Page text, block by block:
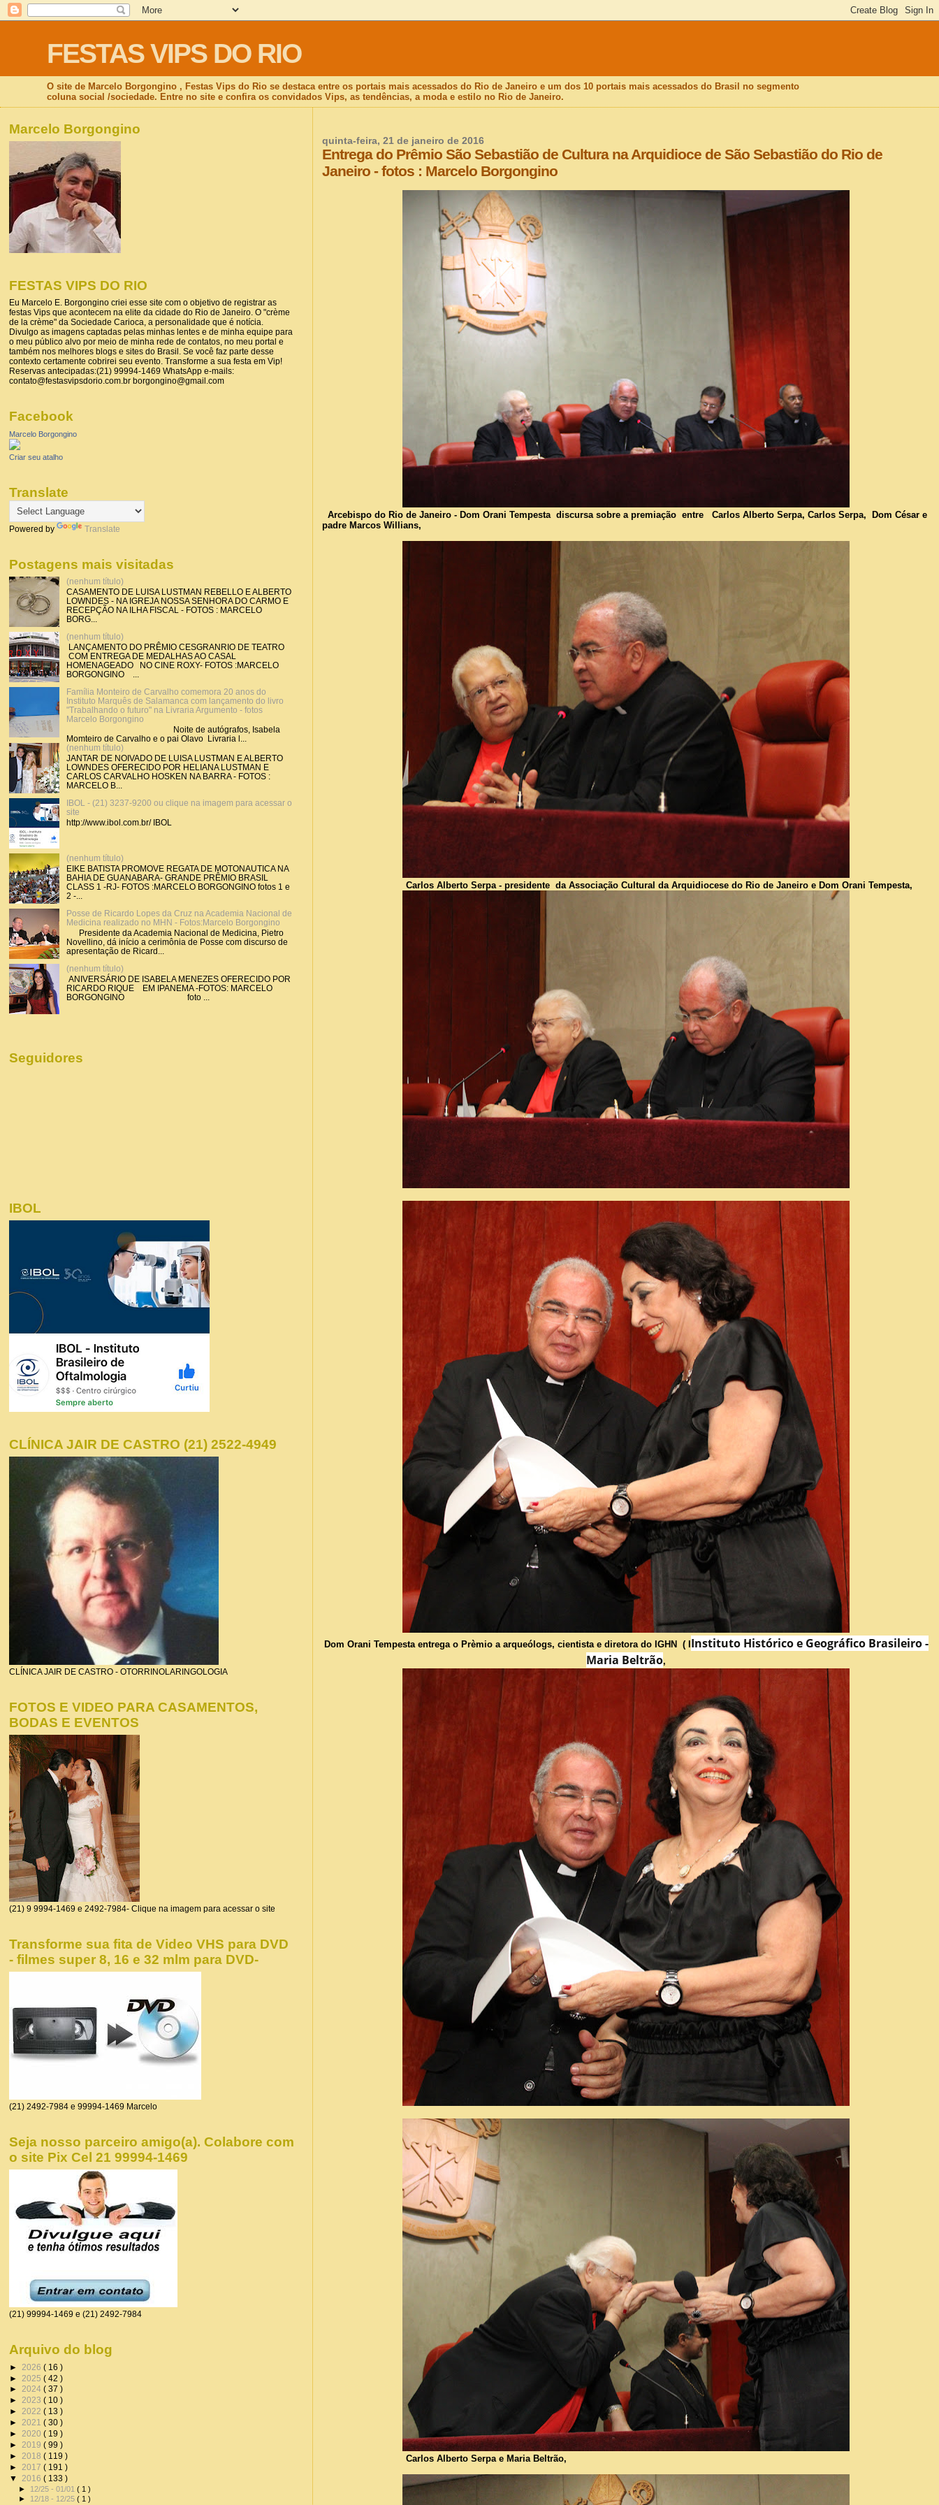
FESTAS VIPS DO RIO
O site de Marcelo Borgongino , Festas Vips do Rio se destaca entre os portais mais acessados do Rio de Janeiro e um dos 10 portais mais acessados do Brasil no segmento
coluna social /sociedade. Entre no site e confira os convidados Vips, as tendências, a moda e estilo no Rio de Janeiro.
quinta-feira, 21 de janeiro de 2016
Entrega do Prêmio São Sebastião de Cultura na Arquidioce de São Sebastião do Rio de
Janeiro - fotos : Marcelo Borgongino
Arcebispo do Rio de Janeiro - Dom Orani Tempesta discursa sobre a premiação entre Carlos Alberto Serpa, Carlos Serpa, Dom César e
padre Marcos Willians,
Carlos Alberto Serpa - presidente da Associação Cultural da Arquidiocese do Rio de Janeiro e Dom Orani Tempesta,
Dom Orani Tempesta entrega o Prèmio a arqueólogs, cientista e diretora do IGHN ( I Instituto Histórico e Geográfico Brasileiro -
Maria Beltrão,
Carlos Alberto Serpa e Maria Beltrão,
Marcelo Borgongino
FESTAS VIPS DO RIO
Eu Marcelo E. Borgongino criei esse site com o objetivo de registrar as
festas Vips que acontecem na elite da cidade do Rio de Janeiro. O "crème
de la crème" da Sociedade Carioca, a personalidade que é notícia.
Divulgo as imagens captadas pelas minhas lentes e de minha equipe para
o meu público alvo por meio de minha rede de contatos, no meu portal e
também nos melhores blogs e sites do Brasil. Se você faz parte desse
contexto certamente cobrirei seu evento. Transforme a sua festa em Vip!
Reservas antecipadas:(21) 99994-1469 WhatsApp e-mails:
contato@festasvipsdorio.com.br borgongino@gmail.com
Facebook
Marcelo Borgongino
Criar seu atalho
Translate
Powered by Translate
Postagens mais visitadas
(nenhum título)
CASAMENTO DE LUISA LUSTMAN REBELLO E ALBERTO
LOWNDES - NA IGREJA NOSSA SENHORA DO CARMO E
RECEPÇÃO NA ILHA FISCAL - FOTOS : MARCELO
BORG...
(nenhum título)
LANÇAMENTO DO PRÊMIO CESGRANRIO DE TEATRO
COM ENTREGA DE MEDALHAS AO CASAL
HOMENAGEADO NO CINE ROXY- FOTOS :MARCELO
BORGONGINO ...
Família Monteiro de Carvalho comemora 20 anos do
Instituto Marquês de Salamanca com lançamento do livro
"Trabalhando o futuro" na Livraria Argumento - fotos
Marcelo Borgongino
Noite de autógrafos, Isabela
Momteiro de Carvalho e o pai Olavo Livraria l...
(nenhum título)
JANTAR DE NOIVADO DE LUISA LUSTMAN E ALBERTO
LOWNDES OFERECIDO POR HELIANA LUSTMAN E
CARLOS CARVALHO HOSKEN NA BARRA - FOTOS :
MARCELO B...
IBOL - (21) 3237-9200 ou clique na imagem para acessar o
site
http://www.ibol.com.br/ IBOL
(nenhum título)
EIKE BATISTA PROMOVE REGATA DE MOTONAUTICA NA
BAHIA DE GUANABARA- GRANDE PRÊMIO BRASIL
CLASS 1 -RJ- FOTOS :MARCELO BORGONGINO fotos 1 e
2 -...
Posse de Ricardo Lopes da Cruz na Academia Nacional de
Medicina realizado no MHN - Fotos:Marcelo Borgongino
Presidente da Academia Nacional de Medicina, Pietro
Novellino, dá início a cerimônia de Posse com discurso de
apresentação de Ricard...
(nenhum título)
ANIVERSÁRIO DE ISABELA MENEZES OFERECIDO POR
RICARDO RIQUE EM IPANEMA -FOTOS: MARCELO
BORGONGINO foto ...
Seguidores
IBOL
CLÍNICA JAIR DE CASTRO (21) 2522-4949
CLÍNICA JAIR DE CASTRO - OTORRINOLARINGOLOGIA
FOTOS E VIDEO PARA CASAMENTOS,
BODAS E EVENTOS
(21) 9 9994-1469 e 2492-7984- Clique na imagem para acessar o site
Transforme sua fita de Video VHS para DVD
- filmes super 8, 16 e 32 mlm para DVD-
(21) 2492-7984 e 99994-1469 Marcelo
Seja nosso parceiro amigo(a). Colabore com
o site Pix Cel 21 99994-1469
(21) 99994-1469 e (21) 2492-7984
Arquivo do blog
► 2026 ( 16 )
► 2025 ( 42 )
► 2024 ( 37 )
► 2023 ( 10 )
► 2022 ( 13 )
► 2021 ( 30 )
► 2020 ( 19 )
► 2019 ( 99 )
► 2018 ( 119 )
► 2017 ( 191 )
▼ 2016 ( 133 )
► 12/25 - 01/01( 1 )
► 12/18 - 12/25( 1 )